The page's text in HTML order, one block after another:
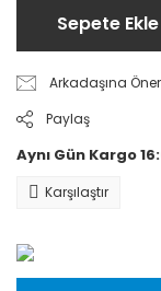
Sepete Ekle
Arkadaşına Öner
Paylaş
Aynı Gün Kargo
Karşılaştır